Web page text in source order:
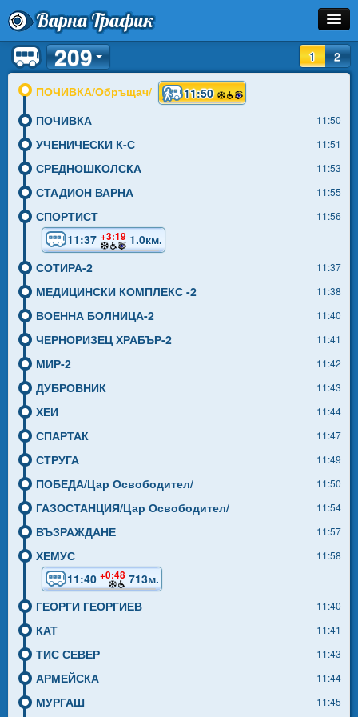
Варна Трафик
Спирка
Линия
Разписание
Как Да Стигна?
Инфо
1 2
209
ПОЧИВКА/Обръщач/
11:50
ПОЧИВКА
11:50
УЧЕНИЧЕСКИ К-С 11:51
СРЕДНОШКОЛСКА 11:53
СТАДИОН ВАРНА 11:55
СПОРТИСТ 11:56
11:37 +3:19 1.0км.
СОТИРА-2
11:37
МЕДИЦИНСКИ КОМПЛЕКС -2 11:38
ВОЕННА БОЛНИЦА-2 11:40
ЧЕРНОРИЗЕЦ ХРАБЪР-2 11:41
МИР-2 11:42
ДУБРОВНИК 11:43
ХЕИ 11:44
СПАРТАК 11:47
СТРУГА 11:49
ПОБЕДА/Цар Освободител/ 11:50
ГАЗОСТАНЦИЯ/Цар Освободител/ 11:54
ВЪЗРАЖДАНЕ 11:57
ХЕМУС 11:58
11:40 +0:48 713м.
ГЕОРГИ ГЕОРГИЕВ
11:40
КАТ 11:41
ТИС СЕВЕР 11:43
АРМЕЙСКА 11:44
МУРГАШ 11:45